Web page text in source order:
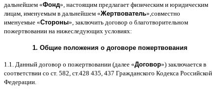
дальнейшем «Фонд», настоящим предлагает физическим и юридическим
лицам именуемым в дальнейшем «Жертвователь», совместно
именуемые «Стороны», заключить договор o благотворительном
пожертвовании на нижеследующих условиях:
1. Общие положения o договоре пожертвования
1.1. Данный договор о пожертвовании (далее «Договор») заключается в
соответствии со ст. 582, ст.428 435, 437 Гражданского Кодекса Российской
Федерации